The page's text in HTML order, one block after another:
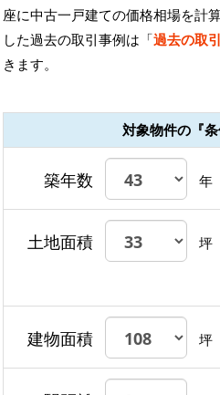
座に中古一戸建ての価格相場を計
した過去の取引事例は「過去の取
きます。
対象物件の『
築年数 年
土地面積 坪
建物面積 坪